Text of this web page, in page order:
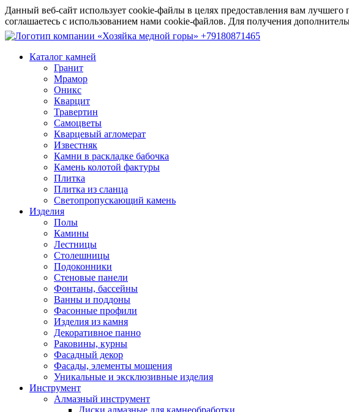
Данный веб-сайт использует cookie-файлы в целях предоставления вам
соглашаетесь с использованием нами cookie-файлов. Для получения
+79180871465
Каталог камней
Гранит
Мрамор
Оникс
Кварцит
Травертин
Самоцветы
Кварцевый агломерат
Известняк
Камни в раскладке бабочка
Камень колотой фактуры
Плитка
Плитка из сланца
Светопропускающий камень
Изделия
Полы
Камины
Лестницы
Столешницы
Подоконники
Стеновые панели
Фонтаны, бассейны
Ванны и поддоны
Фасонные профили
Изделия из камня
Декоративное панно
Раковины, курны
Фасадный декор
Фасады, элементы мощения
Уникальные и эксклюзивные изделия
Инструмент
Алмазный инструмент
Диски алмазные для камнеобработки